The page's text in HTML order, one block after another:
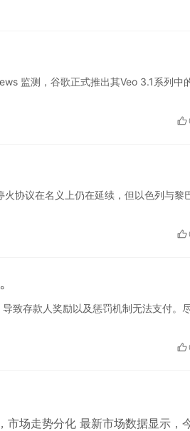
监测，谷歌正式推出其Veo 3.1系列中
协议在名义上仍在延续，但以色列与黎
致存款人奖励以及惩罚机制无法支付。
市场走势分化 最新市场数据显示，